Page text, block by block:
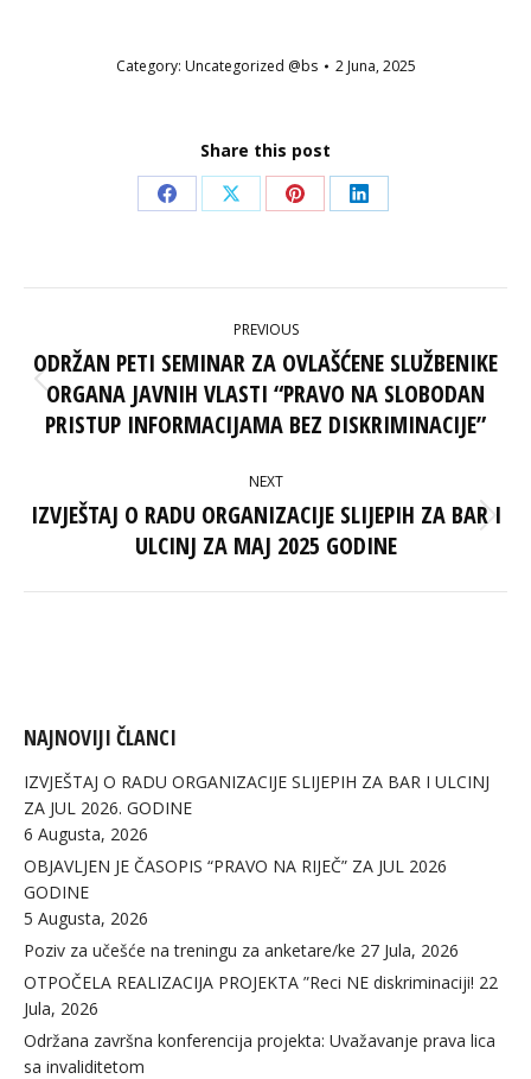
Category: Uncategorized @bs 2 Juna, 2025
Share this post
Share
Facebook
Share
X
Share
Pinterest
Share
LinkedIn
NAVIGATION
PREVIOUS
Previous
post:
ODRŽAN PETI SEMINAR ZA OVLAŠĆENE SLUŽBENIKE
ORGANA JAVNIH VLASTI “PRAVO NA SLOBODAN
PRISTUP INFORMACIJAMA BEZ DISKRIMINACIJE”
NEXT
Next
post:
IZVJEŠTAJ O RADU ORGANIZACIJE SLIJEPIH ZA BAR I
ULCINJ ZA MAJ 2025 GODINE
NAJNOVIJI ČLANCI
IZVJEŠTAJ O RADU ORGANIZACIJE SLIJEPIH ZA BAR I ULCINJ
ZA JUL 2026. GODINE
6 Augusta, 2026
OBJAVLJEN JE ČASOPIS “PRAVO NA RIJEČ” ZA JUL 2026
GODINE
5 Augusta, 2026
Poziv za učešće na treningu za anketare/ke 27 Jula, 2026
OTPOČELA REALIZACIJA PROJEKTA ”Reci NE diskriminaciji! 22
Jula, 2026
Održana završna konferencija projekta: Uvažavanje prava lica
sa invaliditetom